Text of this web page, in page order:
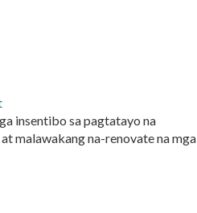
insentibo sa pagtatayo na
malawakang na-renovate na mga